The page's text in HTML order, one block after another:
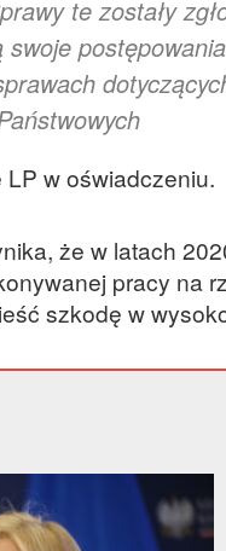
te zostały
LP w oświadczeniu.
że w latach
pracy na
szkodę w